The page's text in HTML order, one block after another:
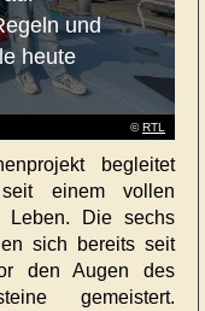
©RTL
und
heute
begleitet
einem vollen
Leben. Die sechs
sich bereits seit
den Augen des
gemeistert.